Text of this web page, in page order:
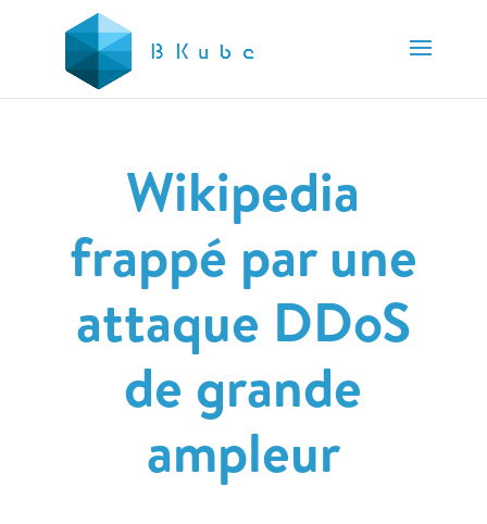
Wikipedia
frappé par une
attaque DDoS
de grande
ampleur